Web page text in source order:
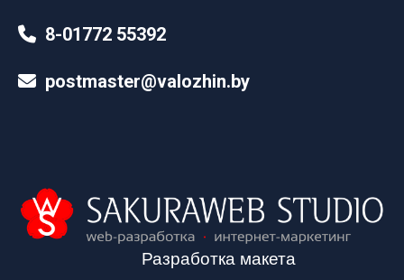
8-01772 55392
postmaster@valozhin.by
Разработка макета